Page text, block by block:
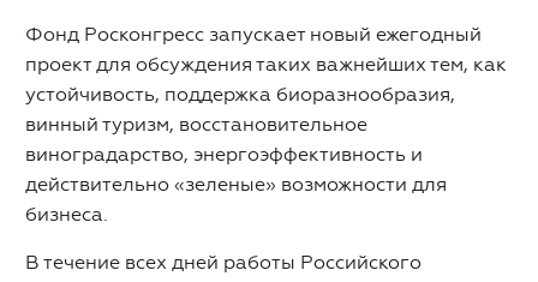
Фонд Росконгресс запускает новый ежегодный
проект для обсуждения таких важнейших тем, как
устойчивость, поддержка биоразнообразия,
винный туризм, восстановительное
виноградарство, энергоэффективность и
действительно «зеленые» возможности для
бизнеса.
В течение всех дней работы Российского